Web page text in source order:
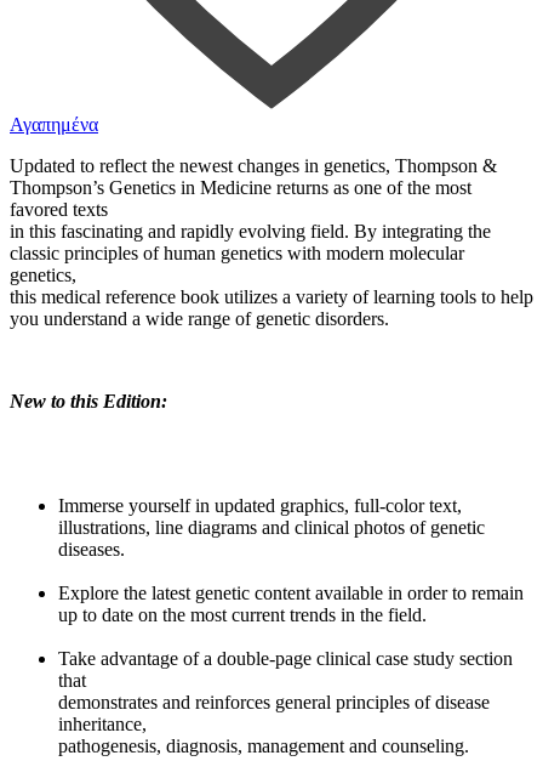
Αγαπημένα
Updated to reflect the newest changes in genetics, Thompson &
Thompson’s Genetics in Medicine returns as one of the most
favored texts
in this fascinating and rapidly evolving field. By integrating the
classic principles of human genetics with modern molecular
genetics,
this medical reference book utilizes a variety of learning tools to help
you understand a wide range of genetic disorders.
New to this Edition:
Immerse yourself in updated graphics, full-color text,
illustrations, line diagrams and clinical photos of genetic
diseases.
Explore the latest genetic content available in order to remain
up to date on the most current trends in the field.
Take advantage of a double-page clinical case study section
that
demonstrates and reinforces general principles of disease
inheritance,
pathogenesis, diagnosis, management and counseling.